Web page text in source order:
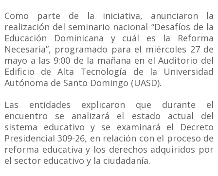
Como parte de la iniciativa, anunciaron la
realización del seminario nacional “Desafíos de la
Educación Dominicana y cuál es la Reforma
Necesaria”, programado para el miércoles 27 de
mayo a las 9:00 de la mañana en el Auditorio del
Edificio de Alta Tecnología de la Universidad
Autónoma de Santo Domingo (UASD).
Las entidades explicaron que durante el
encuentro se analizará el estado actual del
sistema educativo y se examinará el Decreto
Presidencial 309-26, en relación con el proceso de
reforma educativa y los derechos adquiridos por
el sector educativo y la ciudadanía.